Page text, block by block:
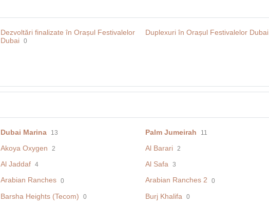
Dezvoltări finalizate în Orașul Festivalelor
Dubai
0
Duplexuri în Orașul Festivalelor Dubai
Dubai Marina 13 Palm Jumeirah 11
Akoya Oxygen 2 Al Barari 2
Al Jaddaf 4 Al Safa 3
Arabian Ranches 0 Arabian Ranches 2 0
Barsha Heights (Tecom) 0 Burj Khalifa 0